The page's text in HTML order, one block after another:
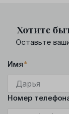
Хотите
Оставьте
Имя*
Номер